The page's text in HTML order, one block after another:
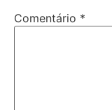
Comentário *